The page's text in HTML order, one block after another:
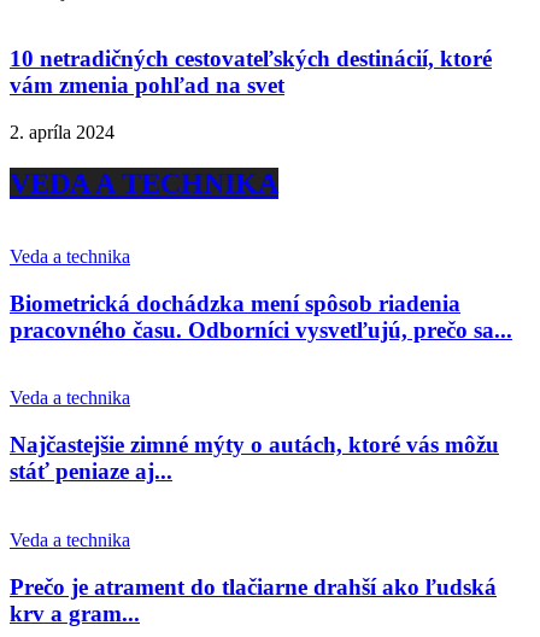
10 netradičných cestovateľských destinácií, ktoré
vám zmenia pohľad na svet
2. apríla 2024
VEDA A TECHNIKA
Veda a technika
Biometrická dochádzka mení spôsob riadenia
pracovného času. Odborníci vysvetľujú, prečo sa...
Veda a technika
Najčastejšie zimné mýty o autách, ktoré vás môžu
stáť peniaze aj...
Veda a technika
Prečo je atrament do tlačiarne drahší ako ľudská
krv a gram...